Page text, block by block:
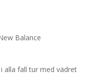
Balance
alla fall tur med vädret